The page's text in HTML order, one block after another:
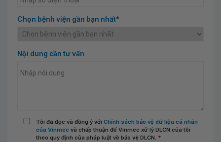
Chọn bệnh viện gần bạn nhất*
Nội dung cần tư vấn
Tôi đã đọc và đồng ý với Chính sách bảo vệ dữ liệu cá nhân
của Vinmec và chấp thuận để Vinmec xử lý DLCN của tôi
theo quy định của pháp luật về bảo vệ DLCN. *